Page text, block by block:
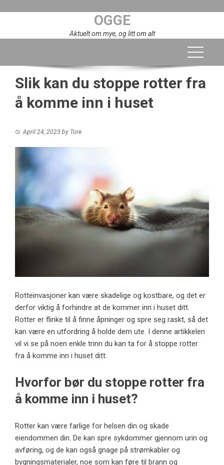
OGGE
Aktuelt om mye, og litt om alt
Slik kan du stoppe rotter fra
å komme inn i huset
April 24, 2023 by Tore
Rotteinvasjoner kan være skadelige og kostbare, og det er
derfor viktig å forhindre at de kommer inn i huset ditt.
Rotter er flinke til å finne åpninger og spre seg raskt, så det
kan være en utfordring å holde dem ute. I denne artikkelen
vil vi se på noen enkle trinn du kan ta for å stoppe rotter
fra å komme inn i huset ditt.
Hvorfor bør du stoppe rotter fra
å komme inn i huset?
Rotter kan være farlige for helsen din og skade
eiendommen din. De kan spre sykdommer gjennom urin og
avføring, og de kan også gnage på strømkabler og
bygningsmaterialer, noe som kan føre til brann og